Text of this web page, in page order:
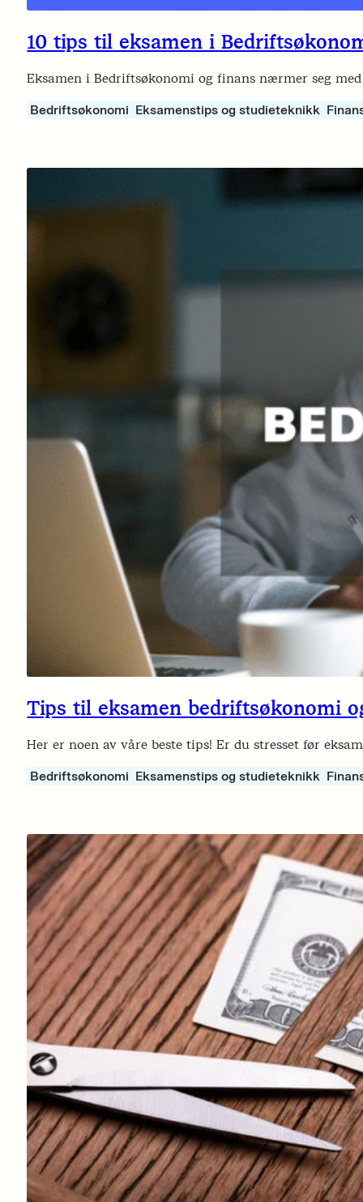
10 tips til eksamen i
Eksamen i Bedriftsøkonomi og finans nærmer seg
Bedriftsøkonomi Eksamenstips og studieteknikk
Tips til eksamen bedriftsøkonomi
Her er noen av våre beste tips! Er du stresset før
Bedriftsøkonomi Eksamenstips og studieteknikk